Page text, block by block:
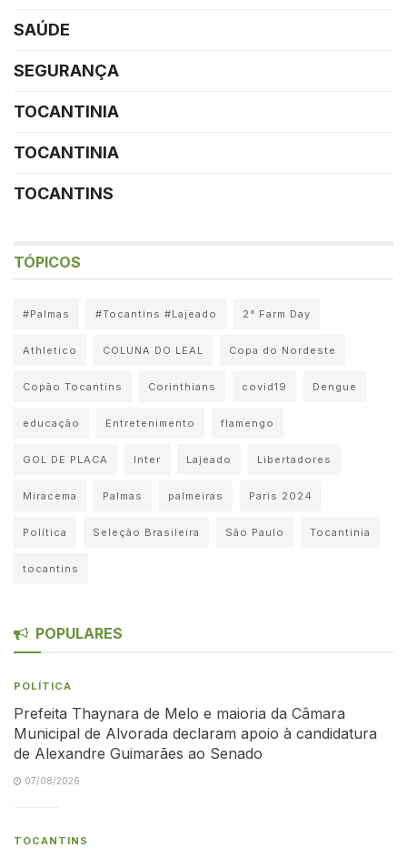
SAÚDE
SEGURANÇA
TOCANTINIA
TOCANTINIA
TOCANTINS
TÓPICOS
#Palmas #Tocantins #Lajeado 2° Farm Day
Athletico COLUNA DO LEAL Copa do Nordeste
Copão Tocantins Corinthians covid19 Dengue
educação Entretenimento flamengo
GOL DE PLACA Inter Lajeado Libertadores
Miracema Palmas palmeiras Paris 2024
Política Seleção Brasileira São Paulo Tocantinia
tocantins
POPULARES
POLÍTICA
Prefeita Thaynara de Melo e maioria da Câmara
Municipal de Alvorada declaram apoio à candidatura
de Alexandre Guimarães ao Senado
07/08/2026
TOCANTINS